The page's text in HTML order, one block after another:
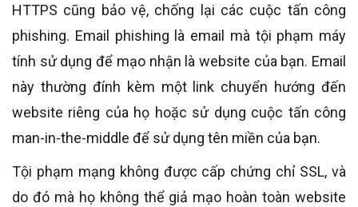
HTTPS cũng bảo vệ, chống lại các cuộc tấn công
phishing. Email phishing là email mà tội phạm máy
tính sử dụng để mạo nhận là website của bạn. Email
này thường đính kèm một link chuyển hướng đến
website riêng của họ hoặc sử dụng cuộc tấn công
man-in-the-middle để sử dụng tên miền của bạn.
Tội phạm mạng không được cấp chứng chỉ SSL, và
do đó mà họ không thể giả mạo hoàn toàn website